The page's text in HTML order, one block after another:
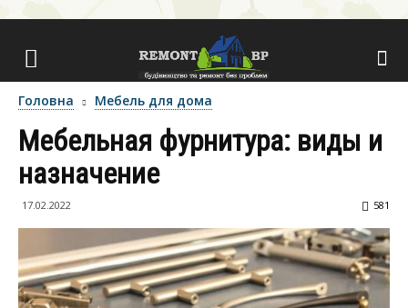
Головна Мебель для дома
Мебельная фурнитура: виды и
назначение
17.02.2022 581